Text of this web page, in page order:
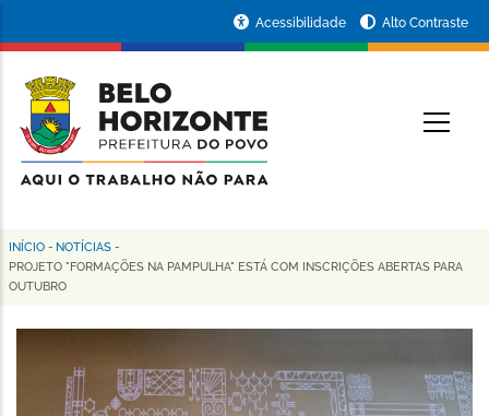
conteúdo
principal
da
Prefeitura
de
Horizonte
Acessibilidade Alto Contraste
Trilha
de
navegação
INÍCIO - NOTÍCIAS -
PROJETO "FORMAÇÕES NA PAMPULHA" ESTÁ COM INSCRIÇÕES ABERTAS PARA
OUTUBRO